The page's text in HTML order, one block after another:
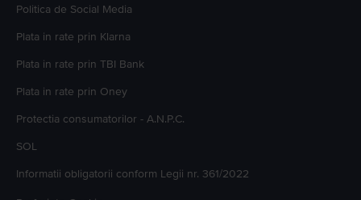
Politica de Social Media
Plata in rate prin Klarna
Plata in rate prin TBI Bank
Plata in rate prin Oney
Protectia consumatorilor - A.N.P.C.
SOL
Informatii obligatorii conform Legii nr. 361/2022